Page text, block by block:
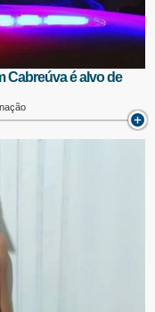
Cabreúva é alvo de